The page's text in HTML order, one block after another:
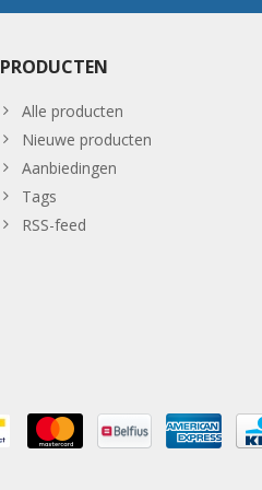
PRODUCTEN
Alle producten
Nieuwe producten
Aanbiedingen
Tags
RSS-feed